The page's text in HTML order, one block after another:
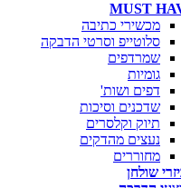
MUST
מכשירי כתיבה
סלוטייפ וסרטי הדבקה
שמרדפים
גומיות
דפים ושות'
שדכנים וסיכות
תיוק וקלסרים
נעצים מהדקים
מחוררים
שולחן